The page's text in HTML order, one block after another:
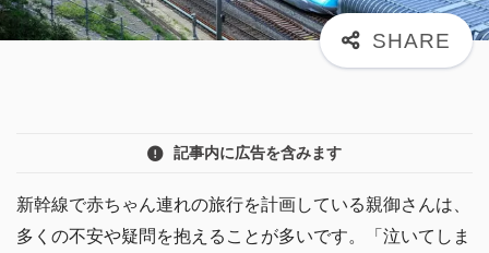
記事内に広告を含みます
新幹線で赤ちゃん連れの旅行を計画している親御さんは、
多くの不安や疑問を抱えることが多いです。「泣いてしま